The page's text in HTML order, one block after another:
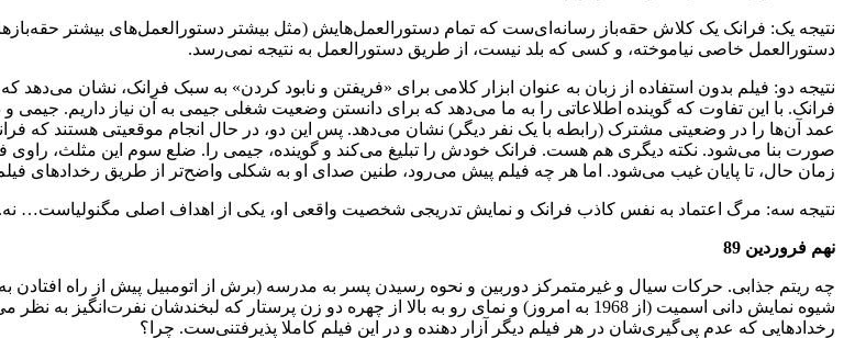
نتیجه یک: فرانک یک کلاش حقه‌باز رسانه‌ای‌ست که تمام دستورالعمل‌هایش (مثل بیشتر دستورالعمل‌های بیشتر
دستورالعمل خاصی نیاموخته، و کسی که بلد نیست، از طریق دستورالعمل به نتیجه نمی‌رسد.
نتیجه دو: فیلم بدون استفاده از زبان به عنوان ابزار کلامی برای «فریفتن و نابود کردن» به سبک فرانک، نشان می‌دهد
فرانک. با این تفاوت که گوینده اطلاعاتی را به ما می‌دهد که برای دانستن وضعیت شغلی جیمی به آن نیاز داریم. جیمی
عمد آن‌ها را در وضعیتی مشترک (رابطه با یک نفر دیگر) نشان می‌دهد. پس این دو، در حال انجام موقعیتی هستند که
صورت بنا می‌شود. نکته دیگری هم هست. فرانک خودش را تبلیغ می‌کند و گوینده، جیمی را. ضلع سوم این مثلث،
زمان حال، تا پایان غیب می‌شود. اما هر چه فیلم پیش می‌رود، طنین صدای او به شکلی واضح‌تر از طریق رخدادهای
نتیجه سه: مرگ اعتماد به نفس کاذب فرانک و نمایش تدریجی شخصیت واقعی او، یکی از اهداف اصلی مگنولیاست…
نهم فروردین 89
چه ریتم جذابی. حرکات سیال و غیرمتمرکز دوربین و نحوه رسیدن پسر به مدرسه (برش از اتومبیل پیش از راه افتادن به
شیوه نمایش دانی اسمیت (از 1968 به امروز) و نمای رو به بالا از چهره دو زن پرستار که
رخدادهایی که عدم پی‌گیری‌شان در هر فیلم دیگر آزار دهنده و در این فیلم کاملا پذیرفتنی‌ست. چرا؟